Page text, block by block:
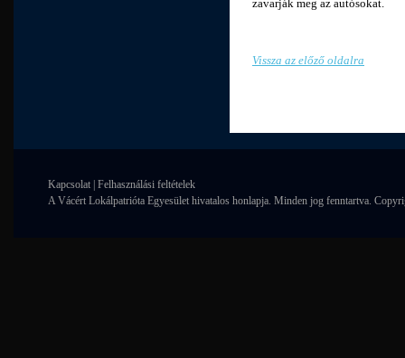
zavarják meg az autósokat.
Vissza az előző oldalra
Kapcsolat Felhasználási feltételek
A Vácért Lokálpatrióta Egyesület hivatalos honlapja. Minden jog fenntartva.